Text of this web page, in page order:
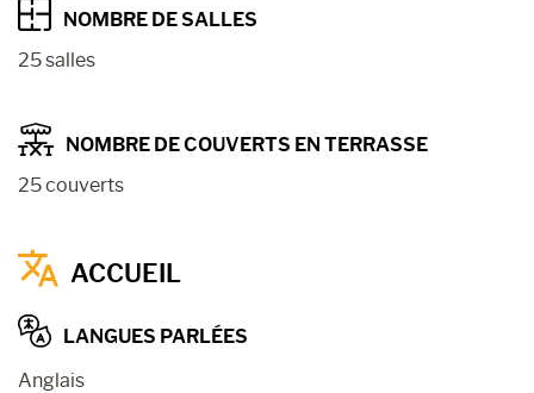
NOMBRE DE SALLES
25 salles
NOMBRE DE COUVERTS EN TERRASSE
25 couverts
ACCUEIL
LANGUES PARLÉES
Anglais